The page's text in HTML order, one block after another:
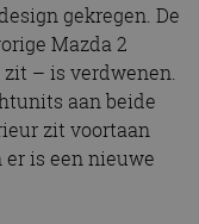
gekregen. De
Mazda 2
– is verdwenen.
aan beide
zit voortaan
is een nieuwe